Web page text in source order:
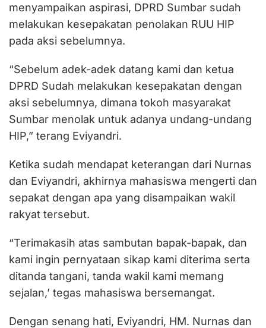
menyampaikan aspirasi, DPRD Sumbar sudah
melakukan kesepakatan penolakan RUU HIP
pada aksi sebelumnya.
“Sebelum adek-adek datang kami dan ketua
DPRD Sudah melakukan kesepakatan dengan
aksi sebelumnya, dimana tokoh masyarakat
Sumbar menolak untuk adanya undang-undang
HIP,” terang Eviyandri.
Ketika sudah mendapat keterangan dari Nurnas
dan Eviyandri, akhirnya mahasiswa mengerti dan
sepakat dengan apa yang disampaikan wakil
rakyat tersebut.
“Terimakasih atas sambutan bapak-bapak, dan
kami ingin pernyataan sikap kami diterima serta
ditanda tangani, tanda wakil kami memang
sejalan,’ tegas mahasiswa bersemangat.
Dengan senang hati, Eviyandri, HM. Nurnas dan